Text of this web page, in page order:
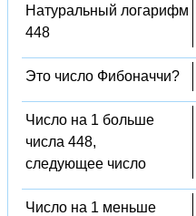
Натуральный логарифм
448
Это число Фибоначчи?
Число на 1 больше
числа 448,
следующее число
Число на 1 меньше